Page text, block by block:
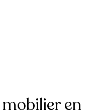
mobilier en